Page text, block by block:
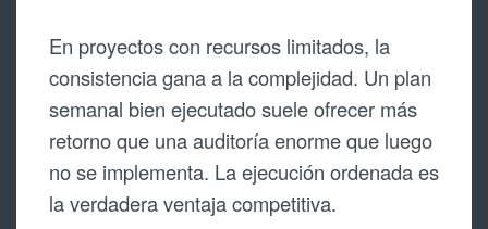
En proyectos con recursos limitados, la
consistencia gana a la complejidad. Un plan
semanal bien ejecutado suele ofrecer más
retorno que una auditoría enorme que luego
no se implementa. La ejecución ordenada es
la verdadera ventaja competitiva.